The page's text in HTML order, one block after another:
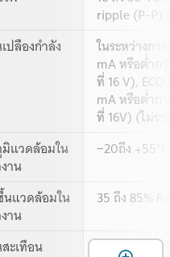
ripple (P-P)
ปลืองกำลัง
ในระหว่างกา
mA หรือต่ำก
ที่ 16 V),
mA หรือต่ำก
ที่ 16V) (ไม่ร
แวดล้อมใน
าน
−20ถึง
นแวดล้อมใน
าน
35 ถึง 85%
ะเทือน 10 ถึง 500